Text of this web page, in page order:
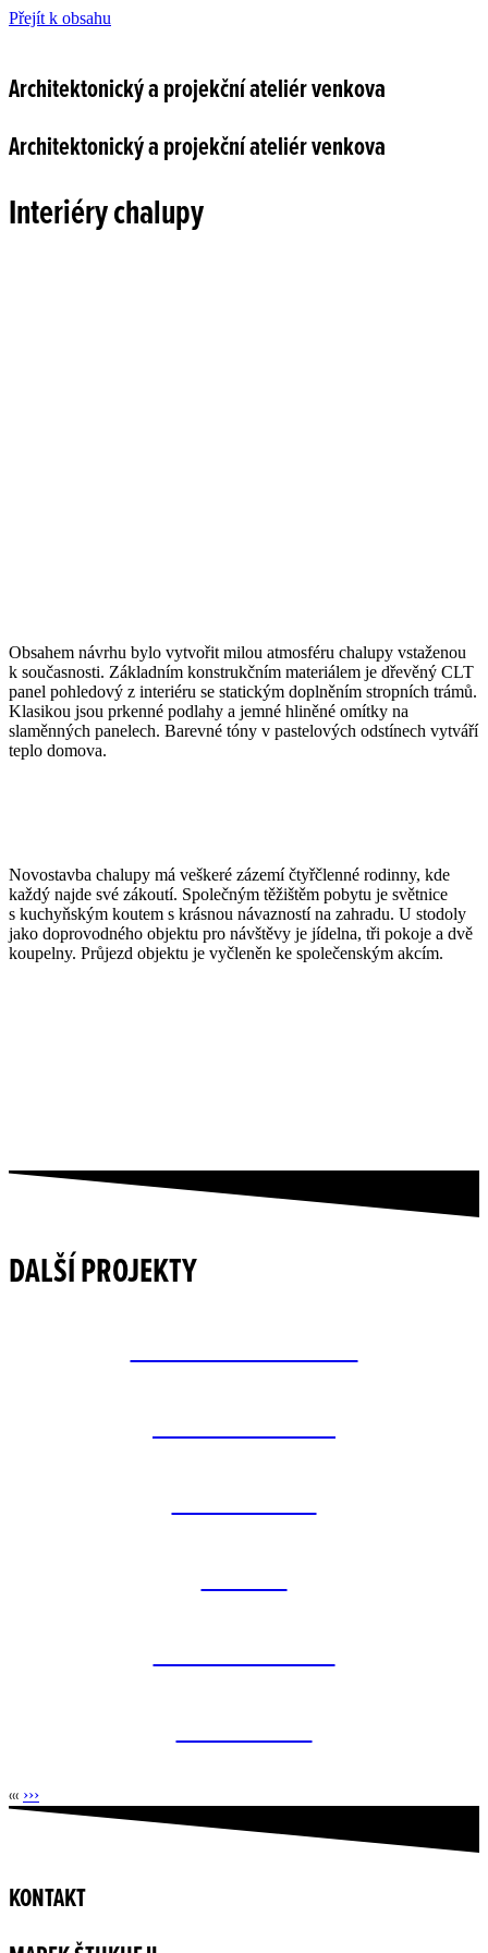
Přejít k obsahu
Architektonický a projekční ateliér venkova
Architektonický a projekční ateliér venkova
Interiéry chalupy
Obsahem návrhu bylo vytvořit milou atmosféru chalupy vstaženou
k současnosti. Základním konstrukčním materiálem je dřevěný CLT
panel pohledový z interiéru se statickým doplněním stropních trámů.
Klasikou jsou prkenné podlahy a jemné hliněné omítky na
slaměnných panelech. Barevné tóny v pastelových odstínech vytváří
teplo domova.
Novostavba chalupy má veškeré zázemí čtyřčlenné rodinny, kde
každý najde své zákoutí. Společným těžištěm pobytu je světnice
s kuchyňským koutem s krásnou návazností na zahradu. U stodoly
jako doprovodného objektu pro návštěvy je jídelna, tři pokoje a dvě
koupelny. Průjezd objektu je vyčleněn ke společenským akcím.
DALŠÍ PROJEKTY
CHALUPA SE ŽUDREM
OBYTNÝ SOUBOR
‹‹‹ ›››
KONTAKT